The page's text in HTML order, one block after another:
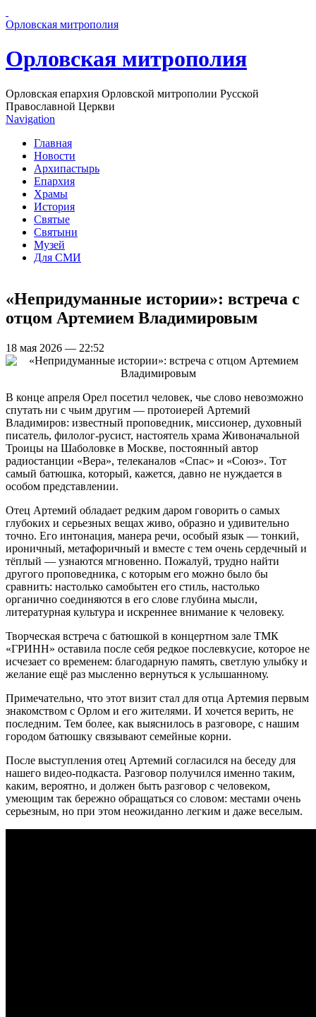
Орловская митрополия
Орловская митрополия
Орловская епархия Орловской митрополии Русской
Православной Церкви
Navigation
Главная
Новости
Архипастырь
Епархия
Храмы
История
Святые
Святыни
Музей
Для СМИ
«Непридуманные истории»: встреча с
отцом Артемием Владимировым
18 мая 2026 — 22:52
В конце апреля Орел посетил человек, чье слово невозможно
спутать ни с чьим другим — протоиерей Артемий
Владимиров: известный проповедник, миссионер, духовный
писатель, филолог-русист, настоятель храма Живоначальной
Троицы на Шаболовке в Москве, постоянный автор
радиостанции «Вера», телеканалов «Спас» и «Союз». Тот
самый батюшка, который, кажется, давно не нуждается в
особом представлении.
Отец Артемий обладает редким даром говорить о самых
глубоких и серьезных вещах живо, образно и удивительно
точно. Его интонация, манера речи, особый язык — тонкий,
ироничный, метафоричный и вместе с тем очень сердечный и
тёплый — узнаются мгновенно. Пожалуй, трудно найти
другого проповедника, с которым его можно было бы
сравнить: настолько самобытен его стиль, настолько
органично соединяются в его слове глубина мысли,
литературная культура и искреннее внимание к человеку.
Творческая встреча с батюшкой в концертном зале ТМК
«ГРИНН» оставила после себя редкое послевкусие, которое не
исчезает со временем: благодарную память, светлую улыбку и
желание ещё раз мысленно вернуться к услышанному.
Примечательно, что этот визит стал для отца Артемия первым
знакомством с Орлом и его жителями. И хочется верить, не
последним. Тем более, как выяснилось в разговоре, с нашим
городом батюшку связывают семейные корни.
После выступления отец Артемий согласился на беседу для
нашего видео-подкаста. Разговор получился именно таким,
каким, вероятно, и должен быть разговор с человеком,
умеющим так бережно обращаться со словом: местами очень
серьезным, но при этом неожиданно легким и даже веселым.